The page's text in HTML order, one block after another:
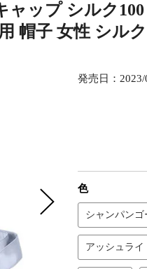
ップ シルク
帽子 女性 シル
発売日：
色
シャンパンゴ
アッシュライ